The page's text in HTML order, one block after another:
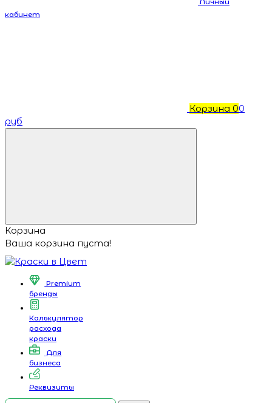
кабинет
Корзина 00
руб
Корзина
Ваша корзина пуста!
Premium
бренды
Калькулятор
расхода
краски
Для
бизнеса
Реквизиты